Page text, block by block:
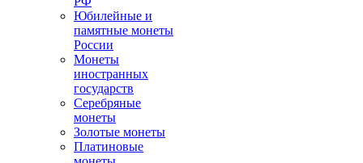
Юбилейные и
памятные монеты
России
Монеты
иностранных
государств
Серебряные
монеты
Золотые монеты
Платиновые